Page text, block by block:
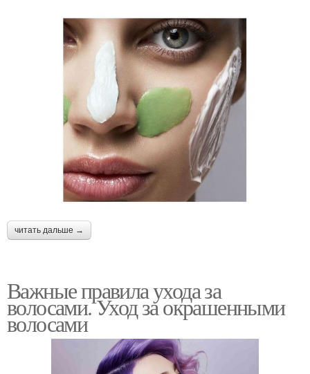
читать дальше →
Важные правила ухода за
волосами. Уход за окрашенными
волосами